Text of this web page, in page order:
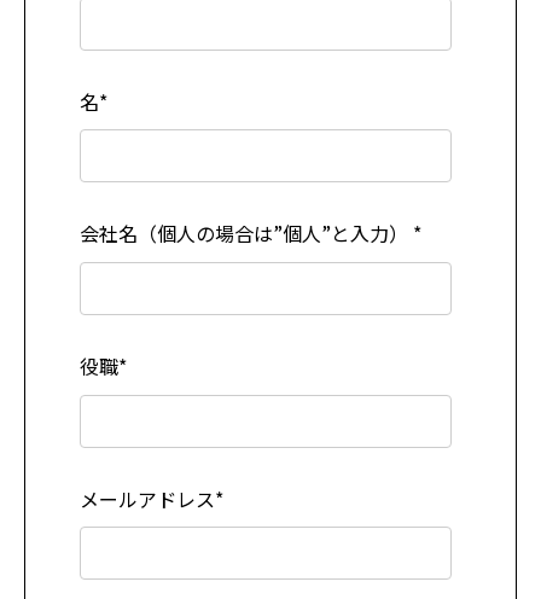
名*
会社名（個人の場合は”個人”と入力） *
役職*
メールアドレス*